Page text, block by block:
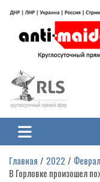
содержимому
на Украине
гражданской войне на
ЛНР и других регионах.
Главная 2022
В Горловке произошел